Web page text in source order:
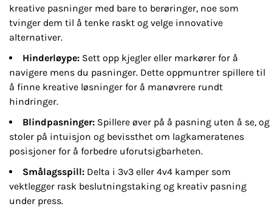
kreative pasninger med bare to berøringer, noe som
tvinger dem til å tenke raskt og velge innovative
alternativer.
Hinderløype: Sett opp kjegler eller markører for å
navigere mens du pasninger. Dette oppmuntrer spillere til
å finne kreative løsninger for å manøvrere rundt
hindringer.
Blindpasninger: Spillere øver på å pasning uten å se, og
stoler på intuisjon og bevissthet om lagkameratenes
posisjoner for å forbedre uforutsigbarheten.
Smålagsspill: Delta i 3v3 eller 4v4 kamper som
vektlegger rask beslutningstaking og kreativ pasning
under press.